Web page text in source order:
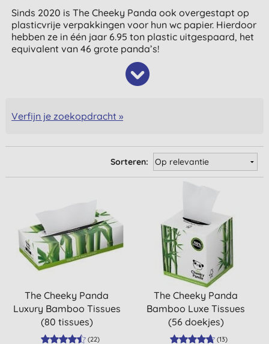
Sinds 2020 is The Cheeky Panda ook overgestapt op
plasticvrije verpakkingen voor hun wc papier. Hierdoor
hebben ze in één jaar 6.95 ton plastic uitgespaard, het
equivalent van 46 grote panda’s!
Verfijn je zoekopdracht »
Sorteren:
The Cheeky Panda
Luxury Bamboo Tissues
(80 tissues)
(22)
The Cheeky Panda
Bamboo Luxe Tissues
(56 doekjes)
(13)